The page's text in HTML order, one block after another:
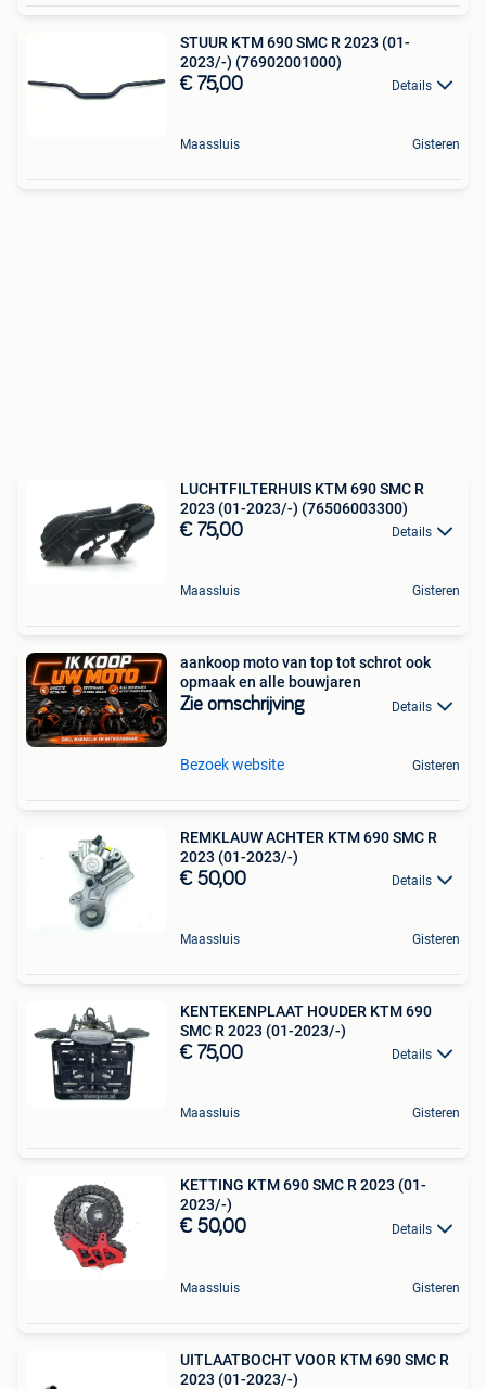
STUUR KTM 690 SMC R 2023 (01-
2023/-) (76902001000)
€ 75,00 Details
Maassluis Gisteren
LUCHTFILTERHUIS KTM 690 SMC R
2023 (01-2023/-) (76506003300)
€ 75,00 Details
Maassluis Gisteren
aankoop moto van top tot schrot ook
opmaak en alle bouwjaren
Zie omschrijving Details
Bezoek website Gisteren
REMKLAUW ACHTER KTM 690 SMC R
2023 (01-2023/-)
€ 50,00 Details
Maassluis Gisteren
KENTEKENPLAAT HOUDER KTM 690
SMC R 2023 (01-2023/-)
€ 75,00 Details
Maassluis Gisteren
KETTING KTM 690 SMC R 2023 (01-
2023/-)
€ 50,00 Details
Maassluis Gisteren
UITLAATBOCHT VOOR KTM 690 SMC R
2023 (01-2023/-)